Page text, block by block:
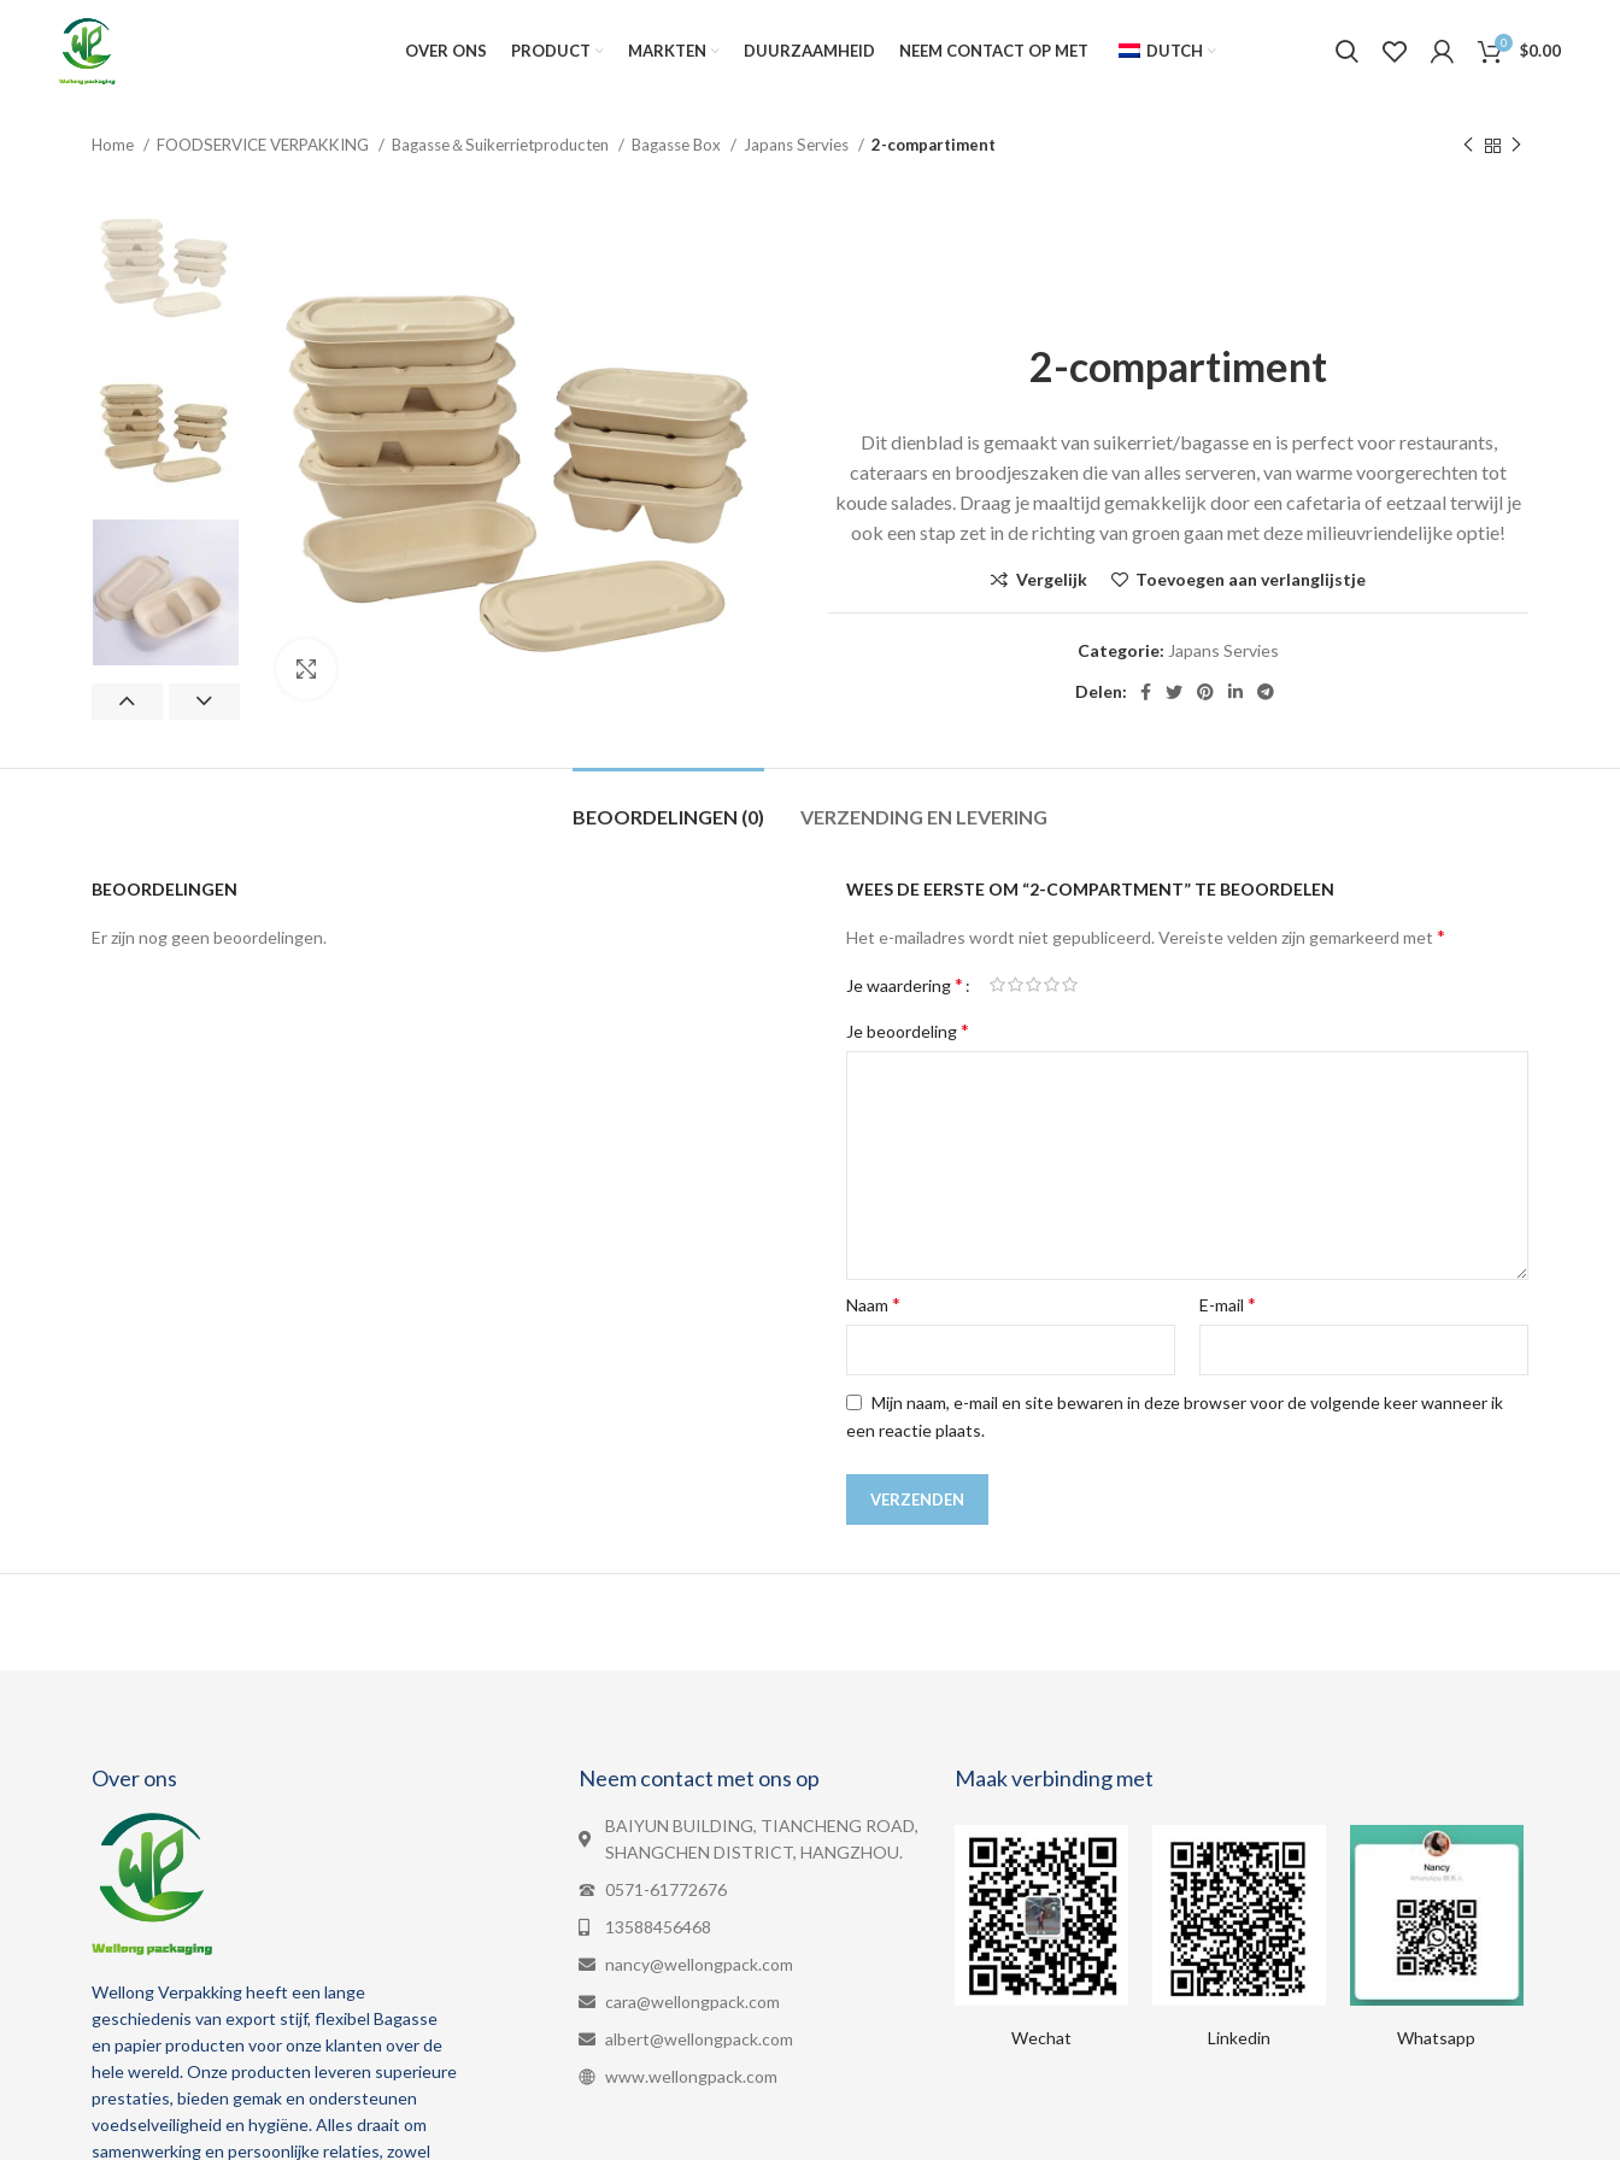
OVER ONS PRODUCT MARKTEN DUURZAAMHEID NEEM CONTACT OP MET DUTCH 0 $0.00
Home FOODSERVICE VERPAKKING Bagasse＆Suikerrietproducten Bagasse Box Japans Servies 2-compartiment
2-compartiment
Dit dienblad is gemaakt van suikerriet/bagasse en is perfect voor restaurants,
cateraars en broodjeszaken die van alles serveren, van warme voorgerechten tot
koude salades. Draag je maaltijd gemakkelijk door een cafetaria of eetzaal terwijl je
ook een stap zet in de richting van groen gaan met deze milieuvriendelijke optie!
Vergelijk Toevoegen aan verlanglijstje
Categorie: Japans Servies
Delen:
BEOORDELINGEN (0) VERZENDING EN LEVERING
BEOORDELINGEN
Er zijn nog geen beoordelingen.
WEES DE EERSTE OM “2-COMPARTMENT” TE BEOORDELEN
Het e-mailadres wordt niet gepubliceerd. Vereiste velden zijn gemarkeerd met *
Je waardering*
Je beoordeling*
Naam * E-mail *
Mijn naam, e-mail en site bewaren in deze browser voor de volgende keer wanneer ik
een reactie plaats.
Over ons
Wellong Verpakkingheeft een lange
geschiedenis van export stijf, flexibel Bagasse
en papierproducten voor onze klanten over de
hele wereld.Onze producten leveren superieure
prestaties, bieden gemak en ondersteunen
voedselveiligheid en hygiëne.Alles draait om
samenwerking en persoonlijke relaties, zowel
Neem contact met ons op
BAIYUN BUILDING, TIANCHENG ROAD,
SHANGCHEN DISTRICT, HANGZHOU.
0571-61772676
13588456468
nancy@wellongpack.com
cara@wellongpack.com
albert@wellongpack.com
www.wellongpack.com
Maak verbinding met
Wechat Linkedin Whatsapp